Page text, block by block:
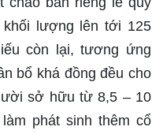
lượng lên tới 125
còn lại, tương ứng
bổ khá đồng đều cho
sở hữu từ 8,5 – 10
phát sinh thêm cổ